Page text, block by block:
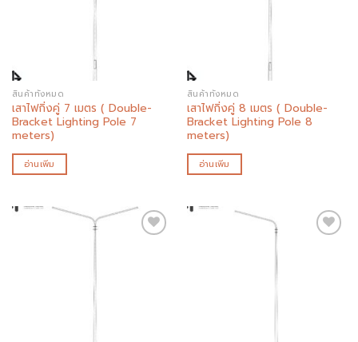
สินค้าทั้งหมด
เสาไฟกิ่งคู่ 7 เมตร ( Double-
Bracket Lighting Pole 7
meters)
อ่านเพิ่ม
สินค้าทั้งหมด
เสาไฟกิ่งคู่ 8 เมตร ( Double-
Bracket Lighting Pole 8
meters)
อ่านเพิ่ม